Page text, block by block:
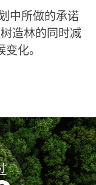
中所做的承诺
造林的同时减
化。